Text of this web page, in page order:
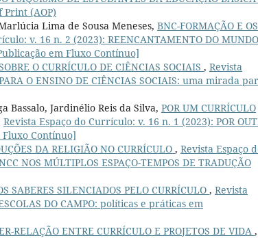
Print (AOP)
Lima de Sousa Meneses, BNC-FORMAÇÃO E OS
v. 16 n. 2 (2023): REENCANTAMENTO DO
em Fluxo Contínuo]
O CURRÍCULO DE CIÊNCIAS SOCIAIS , Revista
O ENSINO DE CIÊNCIAS SOCIAIS: uma mirada
Bassalo, Jardinélio Reis da Silva, POR UM CURRÍCULO
Revista Espaço do Currículo: v. 16 n. 1 (2023): POR
Fluxo Contínuo]
DA RELIGIÃO NO CURRÍCULO , Revista Espaço
NOS MÚLTIPLOS ESPAÇO-TEMPOS DE TRADUÇÃO
SABERES SILENCIADOS PELO CURRÍCULO , Revista
DO CAMPO: políticas e práticas em
RELAÇÃO ENTRE CURRÍCULO E PROJETOS DE VIDA ,